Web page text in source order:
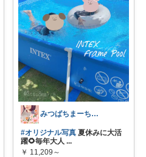
みつばちまーちᵀᴴᴬᴺᴷ ᵞᴼᵁ ◡̈*
#オリジナル写真 夏休みに大活
躍🌻毎年大人 ...
￥ 11,209～